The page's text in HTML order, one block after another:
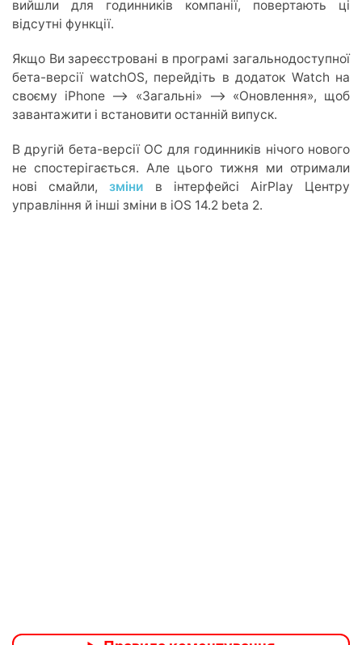
вийшли для годинників компанії, повертають ці
відсутні функції.
Якщо Ви зареєстровані в програмі загальнодоступної
бета-версії watchOS, перейдіть в додаток Watch на
своєму iPhone –> «Загальні» –> «Оновлення», щоб
завантажити і встановити останній випуск.
В другій бета-версії ОС для годинників нічого нового
не спостерігається. Але цього тижня ми отримали
нові смайли,зміни в інтерфейсі AirPlay Центру
управління й інші зміни в iOS 14.2 beta 2.